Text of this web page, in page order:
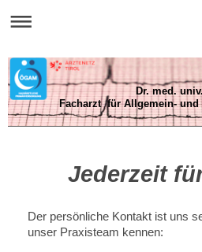
Dr. med.
Facharzt für Allgemein-
Jederzeit
Der persönliche Kontakt ist uns
unser Praxisteam kennen: